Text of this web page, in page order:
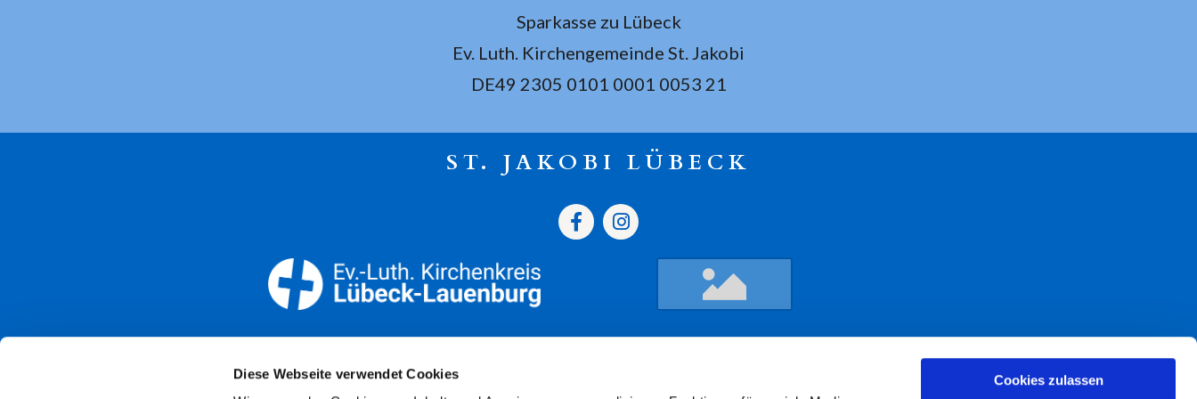
Diese Webseite verwendet Cookies
Cookies zulassen
Sparkasse zu Lübeck
Ev. Luth. Kirchengemeinde St. Jakobi
DE49 2305 0101 0001 0053 21
ST. JAKOBI LÜBECK
Öffnungszeiten